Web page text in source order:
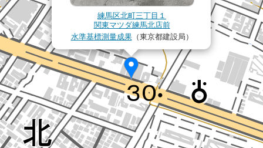
練馬区北町三丁目１
関東マツダ練馬北店前
水準基標測量成果（東京都建設局）